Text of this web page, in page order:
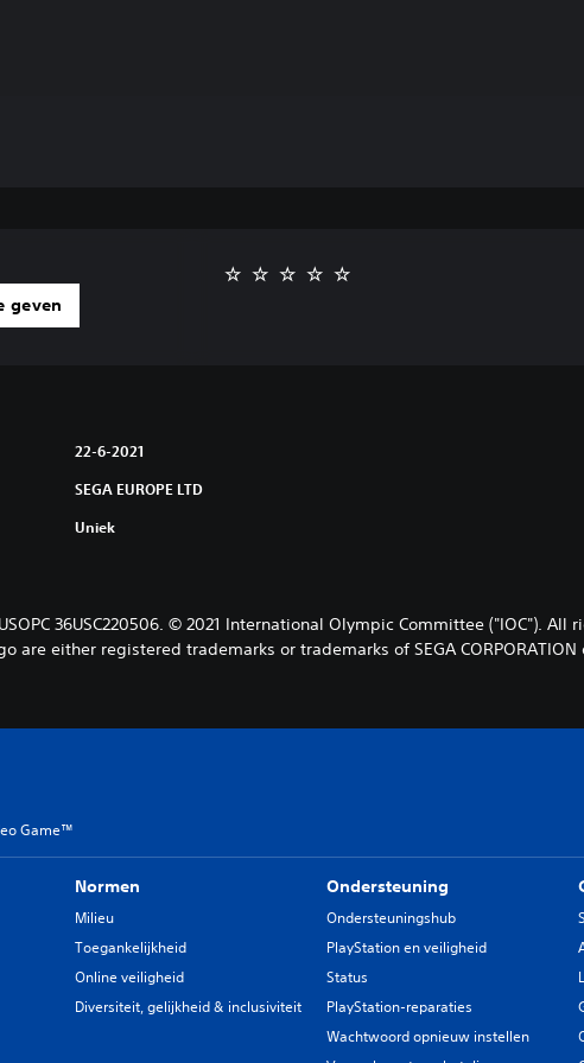
geven
22-6-2021
SEGA EUROPE LTD
Uniek
36USC220506. © 2021 International Olympic Committee ("IOC"). All
are either registered trademarks or trademarks of SEGA
Game™
Normen
Milieu
Toegankelijkheid
Online veiligheid
Diversiteit, gelijkheid & inclusiviteit
Ondersteuning
Ondersteuningshub
PlayStation en veiligheid
Status
PlayStation-reparaties
Wachtwoord opnieuw instellen